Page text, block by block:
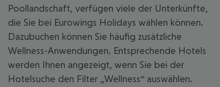
Poollandschaft, verfügen viele der Unterkünfte,
die Sie bei Eurowings Holidays wählen können.
Dazubuchen können Sie häufig zusätzliche
Wellness-Anwendungen. Entsprechende Hotels
werden Ihnen angezeigt, wenn Sie bei der
Hotelsuche den Filter „Wellness“ auswählen.